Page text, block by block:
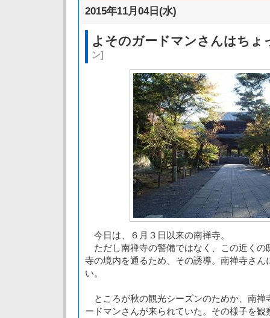
2015年11月04日(水)
よそのガードマンさんはちょ
ン]
今日は、６月３日以来の南禅寺。
ただし南禅寺の警備ではなく、この近くの
寺の境内を通るため、その誘導。南禅寺さん
い。
ところが秋の観光シーズンのためか、南禅
ードマンさんが来られていた。その様子を